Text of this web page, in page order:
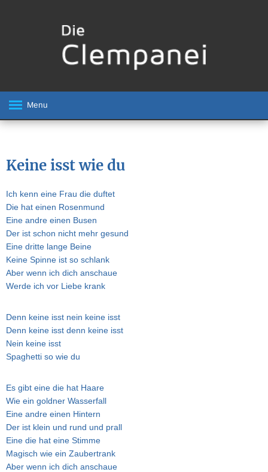
Menu
Keine isst wie du
Ich kenn eine Frau die duftet
Die hat einen Rosenmund
Eine andre einen Busen
Der ist schon nicht mehr gesund
Eine dritte lange Beine
Keine Spinne ist so schlank
Aber wenn ich dich anschaue
Werde ich vor Liebe krank
Denn keine isst nein keine isst
Denn keine isst denn keine isst
Nein keine isst
Spaghetti so wie du
Es gibt eine die hat Haare
Wie ein goldner Wasserfall
Eine andre einen Hintern
Der ist klein und rund und prall
Eine die hat eine Stimme
Magisch wie ein Zaubertrank
Aber wenn ich dich anschaue